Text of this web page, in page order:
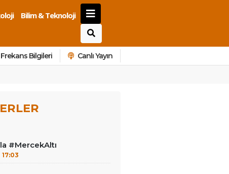
Bilim & Teknoloji
Frekans Bilgileri Canlı Yayın
#MercekAltı
17:03